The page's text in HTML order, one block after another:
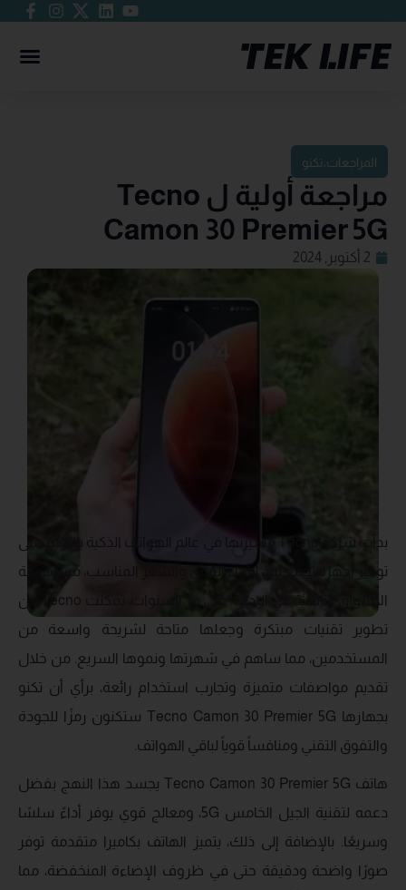
المراجعات، تكنو
مراجعة أولية ل Tecno
Camon 30 Premier 5G
2 أكتوبر, 2024
بدأت شركة Tecno مسيرتها في عالم الهواتف الذكية بالتركيز على
توفير أجهزة تجمع بين الأداء القوي والسعر المناسب، مستهدفة
الأسواق الناشئة في البداية. على مر السنوات، تمكنت Tecno من
تطوير تقنيات مبتكرة وجعلها متاحة لشريحة واسعة من
المستخدمين، مما ساهم في شهرتها ونموها السريع. من خلال
تقديم مواصفات متميزة وتجارب استخدام رائعة، برأي أن تكنو
بجهازها Tecno Camon 30 Premier 5G ستكنون رمزًا للجودة
والتفوق التقني ومنافساً قوياً لباقي الهواتف.
هاتف Tecno Camon 30 Premier 5G يجسد هذا النهج بفضل
دعمه لتقنية الجيل الخامس 5G، ومعالج قوي يوفر أداءً سلسًا
وسريعًا. بالإضافة إلى ذلك، يتميز الهاتف بكاميرا متقدمة توفر
صورًا واضحة ودقيقة حتى في ظروف الإضاءة المنخفضة، مما